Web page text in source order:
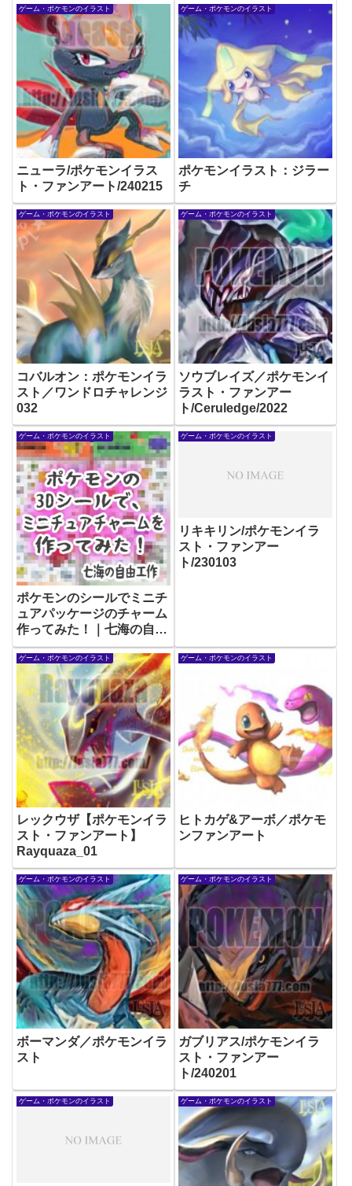
ゲーム・ポケモンのイラスト
ニューラ/ポケモンイラス
ト・ファンアート/240215
ゲーム・ポケモンのイラスト
ポケモンイラスト：ジラー
チ
ゲーム・ポケモンのイラスト
コバルオン：ポケモンイラ
スト／ワンドロチャレンジ
032
ゲーム・ポケモンのイラスト
ソウブレイズ／ポケモンイ
ラスト・ファンアー
ト/Ceruledge/2022
ゲーム・ポケモンのイラスト
ポケモンのシールでミニチ
ュアパッケージのチャーム
作ってみた！｜七海の自由
工作-5
ゲーム・ポケモンのイラスト
リキキリン/ポケモンイラ
スト・ファンアー
ト/230103
ゲーム・ポケモンのイラスト
レックウザ【ポケモンイラ
スト・ファンアート】
Rayquaza_01
ゲーム・ポケモンのイラスト
ヒトカゲ&アーボ／ポケモ
ンファンアート
ゲーム・ポケモンのイラスト
ボーマンダ／ポケモンイラ
スト
ゲーム・ポケモンのイラスト
ガブリアス/ポケモンイラ
スト・ファンアー
ト/240201
ゲーム・ポケモンのイラスト ゲーム・ポケモンのイラスト